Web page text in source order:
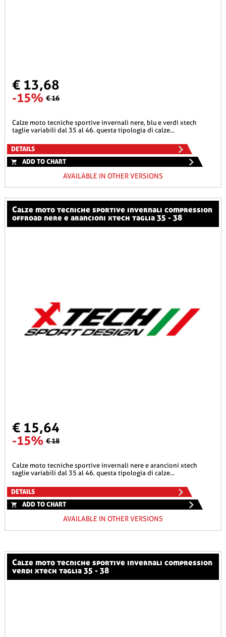
€ 13,68
-15% € 16
calze moto tecniche sportive invernali nere, blu e verdi xtech
taglie variabili dal 35 al 46. questa tipologia di calze...
DETAILS
ADD TO CHART
AVAILABLE IN OTHER VERSIONS
calze moto tecniche sportive invernali compression
offroad nere e arancioni xtech taglia 35 - 38
€ 15,64
-15% € 18
calze moto tecniche sportive invernali nere e arancioni xtech
taglie variabili dal 35 al 46. questa tipologia di calze...
DETAILS
ADD TO CHART
AVAILABLE IN OTHER VERSIONS
calze moto tecniche sportive invernali compression
verdi xtech taglia 35 - 38